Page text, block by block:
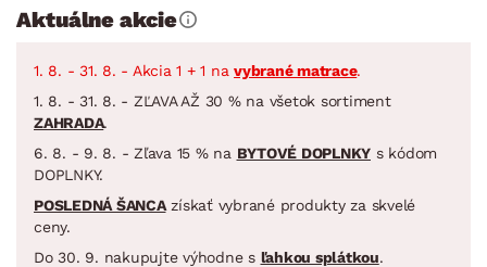
Aktuálne akcie
1. 8. - 31. 8. - Akcia 1 + 1 na vybrané matrace.
1. 8. - 31. 8. - ZĽAVA AŽ 30 % na všetok sortiment
ZAHRADA.
6. 8. - 9. 8. - Zľava 15 % na BYTOVÉ DOPLNKY s kódom
DOPLNKY.
POSLEDNÁ ŠANCAzískať vybrané produkty za skvelé
ceny.
Do 30. 9. nakupujte výhodne s ľahkou splátkou.